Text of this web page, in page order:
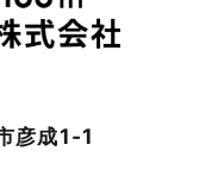
彦成1-1